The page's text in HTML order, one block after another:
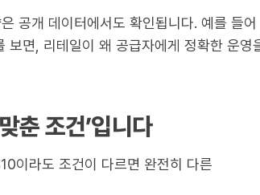
공개 데이터에서도 확인됩니다. 예를 들어
보면, 리테일이 왜 공급자에게 정확한 운영
춘 조건’입니다
이라도 조건이 다르면 완전히 다른